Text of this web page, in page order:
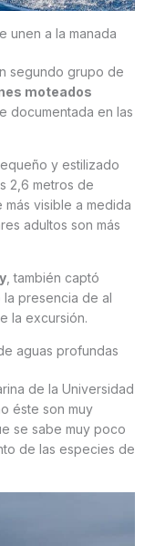
unen a la manada
segundo grupo de
moteados
documentada en las
y estilizado
2,6 metros de
visible a medida
adultos son más
, también captó
presencia de al
la excursión.
aguas profundas
de la Universidad
éste son muy
se sabe muy poco
de las especies de